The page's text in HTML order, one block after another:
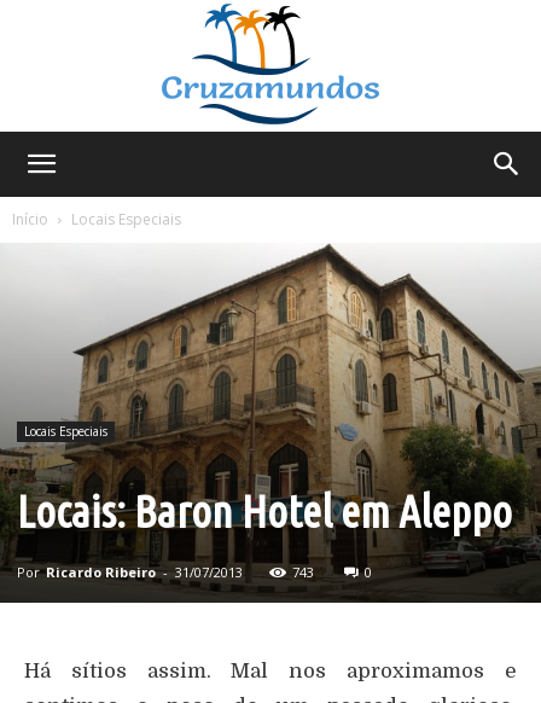
Início
Locais Especiais
Locais Especiais
Locais: Baron Hotel em Aleppo
Por Ricardo Ribeiro - 31/07/2013 743 0
Há sítios assim. Mal nos aproximamos e